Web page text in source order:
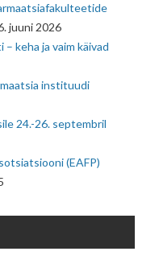
juuni 2026
keha ja vaim käivad
instituudi
24.-26. septembril
(EAFP)